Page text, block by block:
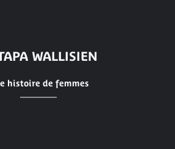
WALLISIEN
histoire de femmes